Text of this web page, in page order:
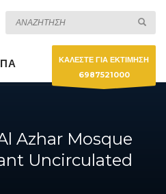
ΚΑΛΕΣΤΕ ΓΙΑ ΕΚΤΙΜΗΣΗ
6987521000
Azhar Mosque
Uncirculated